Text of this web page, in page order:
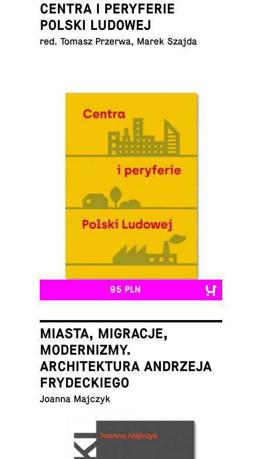
CENTRA I PERYFERIE
POLSKI LUDOWEJ
red. Tomasz Przerwa, Marek Szajda
95 PLN
MIASTA, MIGRACJE,
MODERNIZMY.
ARCHITEKTURA ANDRZEJA
FRYDECKIEGO
Joanna Majczyk